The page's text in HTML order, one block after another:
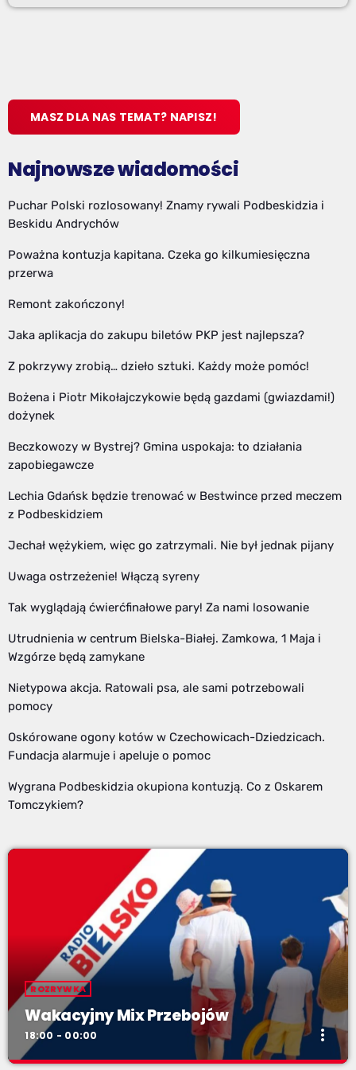
MASZ DLA NAS TEMAT? NAPISZ!
Najnowsze wiadomości
Puchar Polski rozlosowany! Znamy rywali Podbeskidzia i
Beskidu Andrychów
Poważna kontuzja kapitana. Czeka go kilkumiesięczna
przerwa
Remont zakończony!
Jaka aplikacja do zakupu biletów PKP jest najlepsza?
Z pokrzywy zrobią… dzieło sztuki. Każdy może pomóc!
Bożena i Piotr Mikołajczykowie będą gazdami (gwiazdami!)
dożynek
Beczkowozy w Bystrej? Gmina uspokaja: to działania
zapobiegawcze
Lechia Gdańsk będzie trenować w Bestwince przed meczem
z Podbeskidziem
Jechał wężykiem, więc go zatrzymali. Nie był jednak pijany
Uwaga ostrzeżenie! Włączą syreny
Tak wyglądają ćwierćfinałowe pary! Za nami losowanie
Utrudnienia w centrum Bielska-Białej. Zamkowa, 1 Maja i
Wzgórze będą zamykane
Nietypowa akcja. Ratowali psa, ale sami potrzebowali
pomocy
Oskórowane ogony kotów w Czechowicach-Dziedzicach.
Fundacja alarmuje i apeluje o pomoc
Wygrana Podbeskidzia okupiona kontuzją. Co z Oskarem
Tomczykiem?
ROZRYWKA
Wakacyjny Mix Przebojów
18:00 - 00:00 more_vert